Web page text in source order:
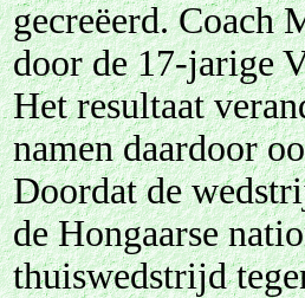
gecreëerd. Coach
door de 17-jarige
Het resultaat
namen daardoor
Doordat de
de Hongaarse
thuiswedstrijd